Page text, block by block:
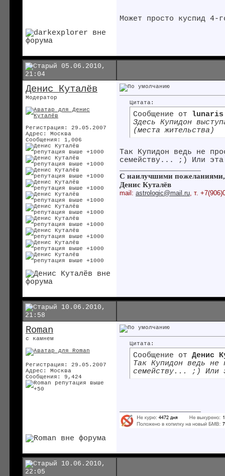
Может просто куспид
05.06.2010,
21:04
Денис Куталёв
Модератор
Регистрация: 29.05.2007
Адрес: Москва
Сообщения: 1,006
Цитата:
Сообщение от lunaris
Здесь Купидон
(места жительства)
Так Купидон ведь не
семейству... ;) Или эта
С наилучшими пожеланиями,
Денис Куталёв
mail: astrologic@mail.ru , т.
10.06.2010,
21:58
Roman
с камнем
Регистрация: 29.05.2007
Адрес: Москва
Сообщения: 9,424
Цитата:
Сообщение от Денис
Так Купидон ведь не
семейству... ;) Или
10.06.2010,
22:05